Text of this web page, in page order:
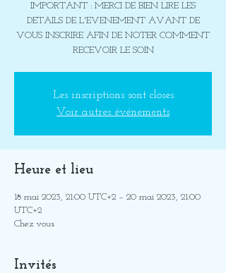
IMPORTANT : MERCI DE BIEN LIRE LES
DETAILS DE L'EVENEMENT AVANT DE
VOUS INSCRIRE AFIN DE NOTER COMMENT
RECEVOIR LE SOIN
Les inscriptions sont closes
Voir autres événements
Heure et lieu
18 mai 2023, 21:00 UTC+2 – 20 mai 2023, 21:00
UTC+2
Chez vous
Invités